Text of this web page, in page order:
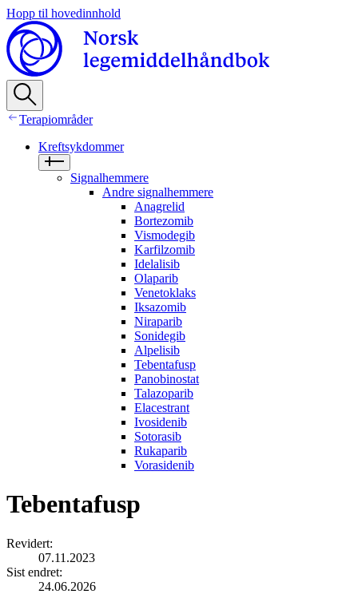
Hopp til hovedinnhold
Terapiområder
Kreftsykdommer
Signalhemmere
Andre signalhemmere
Anagrelid
Bortezomib
Vismodegib
Karfilzomib
Idelalisib
Olaparib
Venetoklaks
Iksazomib
Niraparib
Sonidegib
Alpelisib
Tebentafusp
Panobinostat
Talazoparib
Elacestrant
Ivosidenib
Sotorasib
Rukaparib
Vorasidenib
Tebentafusp
Revidert:
07.11.2023
Sist endret:
24.06.2026